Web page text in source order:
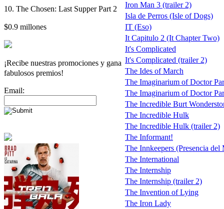
10. The Chosen: Last Supper Part 2
$0.9 millones
¡Recibe nuestras promociones y gana
fabulosos premios!
Email:
Iron Man 3 (trailer 2)
Isla de Perros (Isle of Dogs)
IT (Eso)
It Capitulo 2 (It Chapter Two)
It's Complicated
It's Complicated (trailer 2)
The Ides of March
The Imaginarium of Doctor
The Imaginarium of Doctor
The Incredible Burt
The Incredible Hulk
The Incredible Hulk (trailer 2)
The Informant!
The Innkeepers (Presencia del
The International
The Internship
The Internship (trailer 2)
The Invention of Lying
The Iron Lady